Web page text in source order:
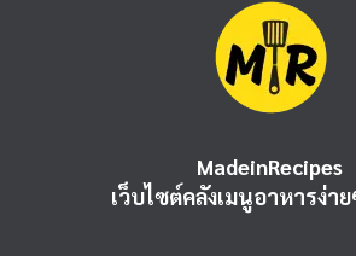
MadeinRecipes
เว็บไซต์คลังเมนูอาหารง่า